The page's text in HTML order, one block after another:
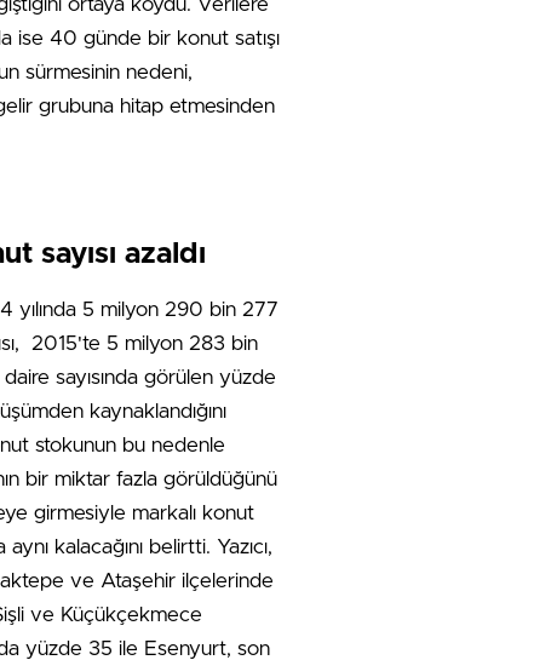
ise 40 günde bir konut satışı
sürmesinin nedeni,
grubuna hitap etmesinden
sayısı azaldı
yılında 5 milyon 290 bin 277
2015'te 5 milyon 283 bin
sayısında görülen yüzde
kaynaklandığını
stokunun bu nedenle
bir miktar fazla görüldüğünü
girmesiyle markalı konut
kalacağını belirtti. Yazıcı,
ve Ataşehir ilçelerinde
ve Küçükçekmece
yüzde 35 ile Esenyurt, son